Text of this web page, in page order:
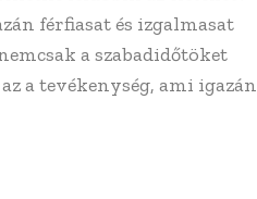
férfiasat és izgalmasat
a szabadidőtöket
a tevékenység, ami igazán